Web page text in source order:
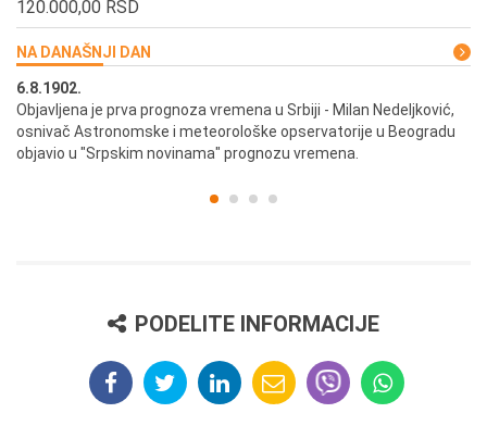
120.000,00 RSD
NA DANAŠNJI DAN
6.8.1902.
Objavljena je prva prognoza vremena u Srbiji - Milan Nedeljković,
osnivač Astronomske i meteorološke opservatorije u Beogradu
objavio u "Srpskim novinama" prognozu vremena.
PODELITE INFORMACIJE